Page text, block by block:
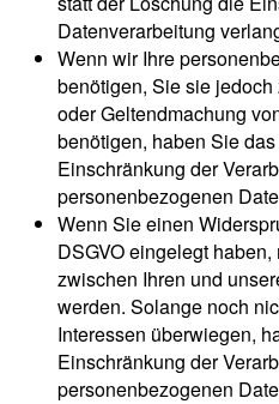
Datenverarbeitung
Wenn wir Ihre
benötigen, Sie sie
oder Geltendmachung
benötigen, haben Sie
Einschränkung der
personenbezogenen
Wenn Sie einen
DSGVO eingelegt
zwischen Ihren und
werden. Solange noch
Interessen überwiegen,
Einschränkung der
personenbezogenen